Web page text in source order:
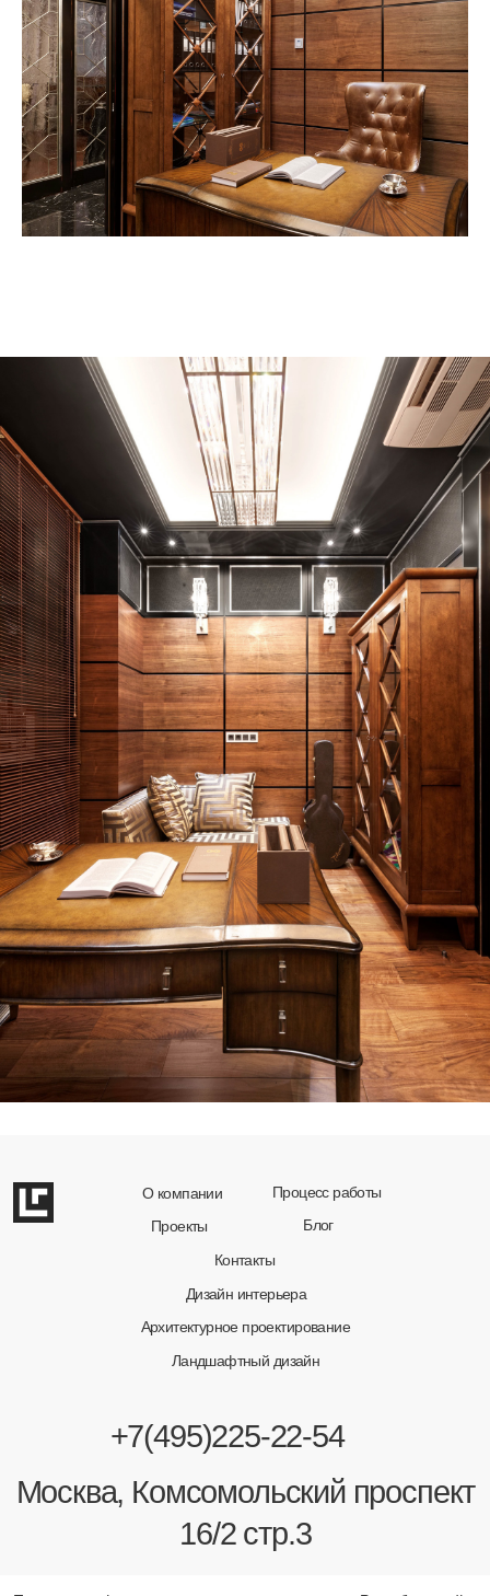
Москва, Комсомольский проспект
16/2 стр.3
О компании
Дизайн интерьера
Проекты
Процесс работы
Политика конфиденциальности Разработка сайта
Блог
Контакты